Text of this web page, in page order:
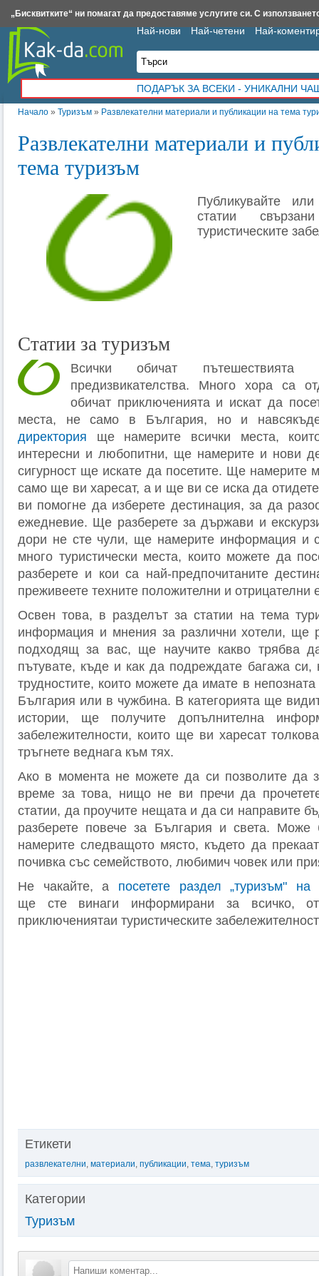
Начало » Туризъм » Развлекателни материали и публикации на тема
Развлекателни материали и
тема туризъм
Публикувайте
статии
туристическите
Статии за туризъм
Всички обичат
предизвикателства. Много хора са
обичат приключенията и искат да
места, не само в България, но и
директория ще намерите всички места,
интересни и любопитни, ще намерите и нови
сигурност ще искате да посетите. Ще намерите
само ще ви харесат, а и ще ви се иска да
ви помогне да изберете дестинация, за да
ежедневие. Ще разберете за държави и
дори не сте чули, ще намерите информация и
много туристически места, които можете да
разберете и кои са най-предпочитаните
преживеете техните положителни и
Освен това, в разделът за статии на тема
информация и мнения за различни хотели, ще
подходящ за вас, ще научите какво трябва
пътувате, къде и как да подреждате багажа си,
трудностите, които можете да имате в
България или в чужбина. В категорията ще
истории, ще получите допълнителна
забележителности, които ще ви харесат
тръгнете веднага към тях.
Ако в момента не можете да си позволите да
време за това, нищо не ви пречи да
статии, да проучите нещата и да си направите
разберете повече за България и света.
намерите следващото място, където да
почивка със семейството, любимич човек или
Не чакайте, а посетете раздел „туризъм" на
ще сте винаги информирани за всичко,
приключениятаи туристическите
Етикети
развлекателни, материали, публикации, тема, туризъм
Категории
Туризъм
Най-нови Най-четени Най-
ПОДАРЪК ЗА ВСЕКИ - УНИКАЛНИ
Insert.bg Framar.bg Kak-da.com Iztochnik.com BauBau.bg NewAge.bg
„Бисквитките“ ни помагат да предоставяме услугите си. С